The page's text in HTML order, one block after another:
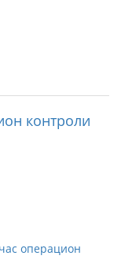
контроли
операцион